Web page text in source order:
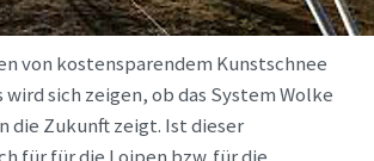
von kostensparendem Kunstschnee
sich zeigen, ob das System Wolke
die Zukunft zeigt. Ist dieser